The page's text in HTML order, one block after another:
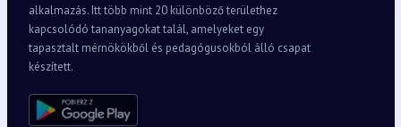
alkalmazás. Itt több mint 20 különböző területhez
kapcsolódó tananyagokat talál, amelyeket egy
tapasztalt mérnökökből és pedagógusokból álló csapat
készített.